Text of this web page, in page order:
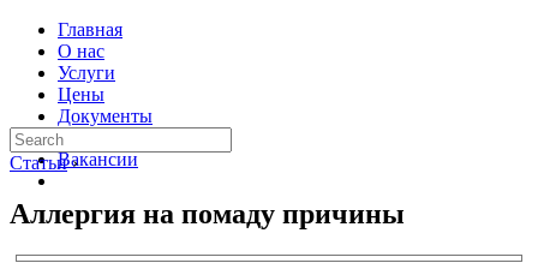
Главная
О нас
Услуги
Цены
Документы
Контакты
Вакансии
Статьи ›
Аллергия на помаду причины